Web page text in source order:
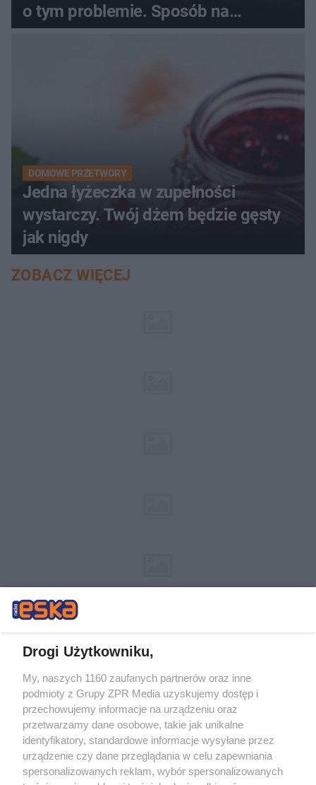
o tym problemie. Sposób na
pociemniałą biżuterię
DOMOWE PRZETWORY
Jedna łyżeczka w zupełności
wystarczy. Twój dżem będzie gęsty
jak nigdy
ZOBACZ WIĘCEJ
Żaden utwór zamieszczony w serwisie nie może być powielany i
rozpowszechniany lub dalej rozpowszechniany w jakikolwiek sposób (w
tym także elektroniczny lub mechaniczny) na jakimkolwiek polu
eksploatacji w jakiejkolwiek formie, włącznie z umieszczaniem w
Internecie bez pisemnej zgody właściciela praw. Jakiekolwiek użycie lub
wykorzystanie utworów w całości lub w części z naruszeniem prawa,
tzn. bez właściwej zgody, jest zabronione pod groźbą kary i może być
ścigane prawnie.
Drogi Użytkowniku,
My, naszych 1160 zaufanych partnerów oraz inne
podmioty z Grupy ZPR Media uzyskujemy dostęp i
przechowujemy informacje na urządzeniu oraz
przetwarzamy dane osobowe, takie jak unikalne
identyfikatory, standardowe informacje wysyłane przez
urządzenie czy dane przeglądania w celu zapewniania
spersonalizowanych reklam, wybór spersonalizowanych